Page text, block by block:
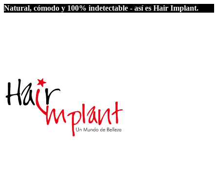
Natural, cómodo y 100% indetectable - así es Hair Implant.